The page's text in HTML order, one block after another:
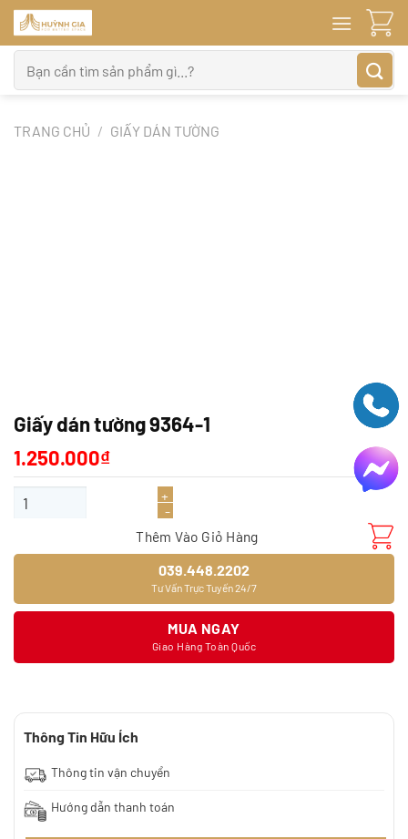
Bỏ
qua
nội
dung
kiếm:
TRANG CHỦ / GIẤY DÁN TƯỜNG
Giấy dán tường 9364-1
1.250.000₫
Giấy dán tường 9364-1 số lượng
Thêm Vào Giỏ Hàng
039.448.2202
Tư Vấn Trực Tuyến 24/7
MUA NGAY
Giao Hàng Toàn Quốc
Thông Tin Hữu Ích
Thông tin vận chuyển
Hướng dẫn thanh toán